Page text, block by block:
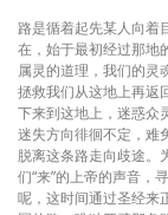
路是循着起先某人向着
在，始于最初经过那地
属灵的道理，我们的灵
拯救我们从这地上再返
下来到这地上，迷惑众
迷失方向徘徊不定，难
脱离这条路走向歧途
们“来”的上帝的声音，
呢，这时间通过圣经来